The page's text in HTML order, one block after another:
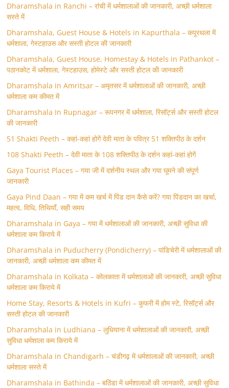
Dharamshala in Ranchi – रांची में धर्मशालाओं की जानकारी, अच्छी धर्मशाला
सस्ते में
Dharamshala, Guest House & Hotels in Kapurthala – कपूरथला में
धर्मशाला, गेस्टहाउस और सस्ती होटल की जानकारी
Dharamshala, Guest House, Homestay & Hotels in Pathankot –
पठानकोट में धर्मशाला, गेस्टहाउस, होमेस्टे और सस्ती होटल की जानकारी
Dharamshala in Amritsar – अमृतसर में धर्मशालाओं की जानकारी, अच्छी
धर्मशाला कम कीमत में
Dharamshala In Rupnagar – रूपनगर में धर्मशाला, रिसॉर्ट्स और सस्ती होटल
की जानकारी
51 Shakti Peeth – कहां-कहां होगें देवी माता के पवित्र 51 शक्तिपीठ के दर्शन
108 Shakti Peeth – देवी माता के 108 शक्तिपीठ के दर्शन कहां-कहां होगें
Gaya Tourist Places – गया जी में दर्शनीय स्थल और गया घूमने की संपूर्ण
जानकारी
Gaya Pind Daan – गया में कम खर्च में पिंड दान कैसे करें? गया पिंडदान का खर्चा,
महत्व, विधि, तिथियाँ, सही समय
Dharamshala in Gaya – गया में धर्मशालाओं की जानकारी, अच्छी सुविधा की
धर्मशाला कम किराये में
Dharamshala in Puducherry (Pondicherry) – पांडिचेरी में धर्मशालाओं की
जानकारी, अच्छी धर्मशाला कम कीमत में
Dharamshala in Kolkata – कोलकाता में धर्मशालाओं की जानकारी, अच्छी सुविधा
धर्मशाला कम किराये में
Home Stay, Resorts & Hotels in Kufri – कुफरी में होम स्‍टे, रिसॉर्ट्स और
सस्ती होटल की जानकारी
Dharamshala in Ludhiana – लुधियाना में धर्मशालाओं की जानकारी, अच्छी
सुविधा धर्मशाला कम किराये में
Dharamshala in Chandigarh – चंडीगढ़ में धर्मशालाओं की जानकारी, अच्छी
धर्मशाला सस्ते में
Dharamshala in Bathinda – बठिंडा में धर्मशालाओं की जानकारी, अच्छी सुविधा